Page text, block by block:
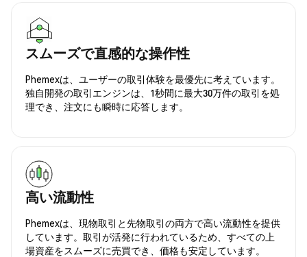
スムーズで直感的な操作性
Phemexは、ユーザーの取引体験を最優先に考えています。
独自開発の取引エンジンは、1秒間に最大30万件の取引を処
理でき、注文にも瞬時に応答します。
高い流動性
Phemexは、現物取引と先物取引の両方で高い流動性を提供
しています。取引が活発に行われているため、すべての上
場資産をスムーズに売買でき、価格も安定しています。